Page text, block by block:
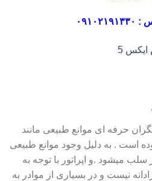
حرفه ای موانع طبیعی مانند
است . به دلیل وجود موانع طبیعی
سلب میشود .و اپراتور با توجه به
نیست و در بسیاری از موادر به